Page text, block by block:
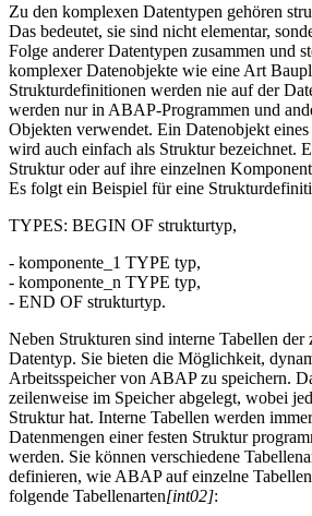
Zu den komplexen Datentypen gehören
Das bedeutet, sie sind nicht elementar,
Folge anderer Datentypen zusammen und
komplexer Datenobjekte wie eine Art
Strukturdefinitionen werden nie auf der
werden nur in ABAP-Programmen und
Objekten verwendet. Ein Datenobjekt
wird auch einfach als Struktur bezeichnet.
Struktur oder auf ihre einzelnen
Es folgt ein Beispiel für eine
TYPES: BEGIN OF strukturtyp,
- komponente_1 TYPE typ,
- komponente_n TYPE typ,
- END OF strukturtyp.
Neben Strukturen sind interne Tabellen der
Datentyp. Sie bieten die Möglichkeit,
Arbeitsspeicher von ABAP zu speichern.
zeilenweise im Speicher abgelegt, wobei
Struktur hat. Interne Tabellen werden
Datenmengen einer festen Struktur
werden. Sie können verschiedene
definieren, wie ABAP auf einzelne
folgende Tabellenarten[int02]: